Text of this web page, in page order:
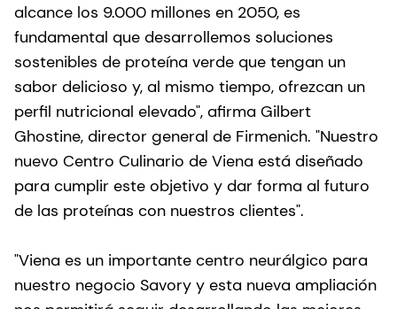
alcance los 9.000 millones en 2050, es
fundamental que desarrollemos soluciones
sostenibles de proteína verde que tengan un
sabor delicioso y, al mismo tiempo, ofrezcan un
perfil nutricional elevado", afirma Gilbert
Ghostine, director general de Firmenich. "Nuestro
nuevo Centro Culinario de Viena está diseñado
para cumplir este objetivo y dar forma al futuro
de las proteínas con nuestros clientes".
"Viena es un importante centro neurálgico para
nuestro negocio Savory y esta nueva ampliación